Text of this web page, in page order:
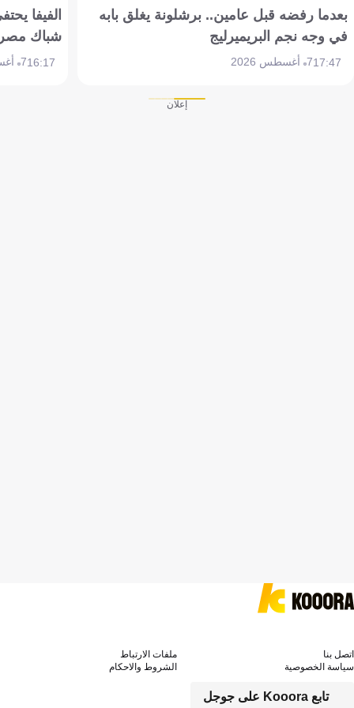
بعدما رفضه قبل عامين.. برشلونة يغلق بابه
في وجه نجم البريميرليج
17:477 أغسطس 2026
الفيفا
شباك
16:177 أغسطس 2026
إعلان
تابع Kooora على جوجل
اتصل بنا
ملفات الارتباط
سياسة الخصوصية
الشروط والاحكام